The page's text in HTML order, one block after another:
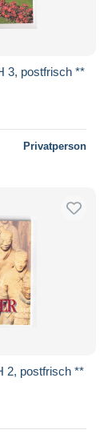
3, postfrisch **
Privatperson
2, postfrisch **